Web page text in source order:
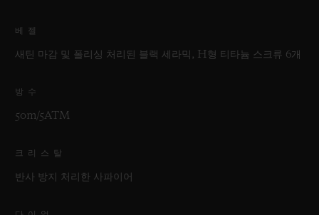
베젤
새틴 마감 및 폴리싱 처리된 블랙 세라믹, H형 티타늄 스크류 6개
방수
50m/5ATM
크리스탈
반사 방지 처리한 사파이어